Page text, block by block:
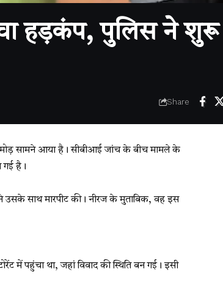
हड़कंप, पुलिस ने
Share
मोड़ सामने आया है। सीबीआई जांच के बीच मामले के
गई है।
उसके साथ मारपीट की। नीरज के मुताबिक, वह इस
में पहुंचा था, जहां विवाद की स्थिति बन गई। इसी